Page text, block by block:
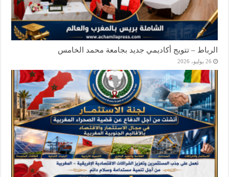
الرباط – تتويج أكاديمي جديد بجامعة محمد الخامس
26 يوليو، 2026